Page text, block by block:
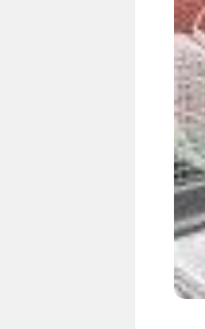
nama besar di
Nunung Srimulat
Prasetyo, kini
kuliner dengan ...
Nunung
Prasetyo
Ayam
15 Ribu,
Mami Bikin